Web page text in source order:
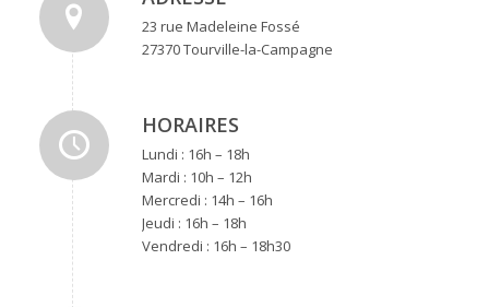
23 rue Madeleine Fossé
27370 Tourville-la-Campagne
HORAIRES
Lundi : 16h – 18h
Mardi : 10h – 12h
Mercredi : 14h – 16h
Jeudi : 16h – 18h
Vendredi : 16h – 18h30